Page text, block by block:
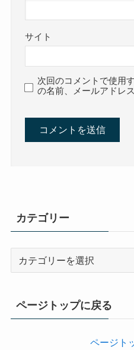
サイト
次回のコメントで使用
の名前、メールアドレ
カテゴリー
ページトップに戻る
ページト